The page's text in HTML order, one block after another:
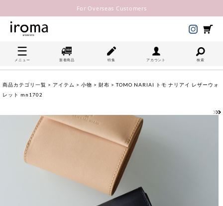
For Overseas Customers
メニュー 新着商品 特集 アカウント 検索
商品カテゴリ一覧 > アイテム > 小物 > 財布 > TOMO NARIAI トモ ナリアイ レザーウォ
レット mn1702